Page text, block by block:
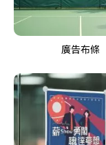
廣告布條